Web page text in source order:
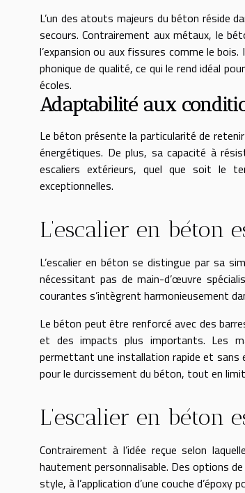
L’un des atouts majeurs du béton réside
secours. Contrairement aux métaux, le
l’expansion ou aux fissures comme le
phonique de qualité, ce qui le rend idéal
écoles.
Adaptabilité aux
Le béton présente la particularité de
énergétiques. De plus, sa capacité à
escaliers extérieurs, quel que soit le
exceptionnelles.
L’escalier en béton
L’escalier en béton se distingue par sa
nécessitant pas de main-d’œuvre
courantes s’intègrent harmonieusement
Le béton peut être renforcé avec des
et des impacts plus importants. Les
permettant une installation rapide et sans
pour le durcissement du béton, tout en
L’escalier en béton
Contrairement à l’idée reçue selon
hautement personnalisable. Des options
style, à l’application d’une couche